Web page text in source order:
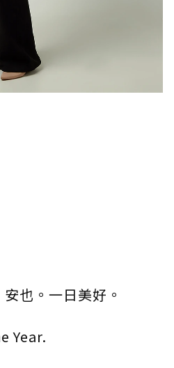
安也。一日美好。
Year.